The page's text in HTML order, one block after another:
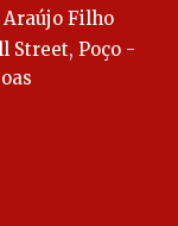
Filho
Street, Poço -